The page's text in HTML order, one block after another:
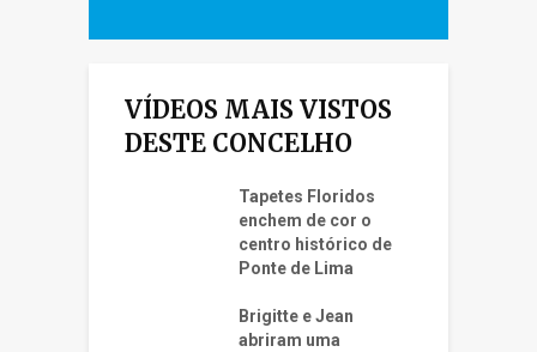
VÍDEOS MAIS VISTOS
DESTE CONCELHO
Tapetes Floridos
enchem de cor o
centro histórico de
Ponte de Lima
Brigitte e Jean
abriram uma